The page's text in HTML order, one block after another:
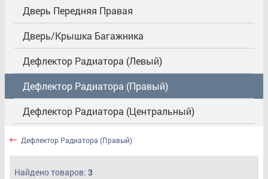
Дверь Передняя Правая
Дверь/Крышка Багажника
Дефлектор Радиатора (Левый)
Дефлектор Радиатора (Правый)
Дефлектор Радиатора (Центральный)
Жабо (Накладка Трапеции Дворников)
Дефлектор Радиатора (Правый)
Найдено товаров: 3